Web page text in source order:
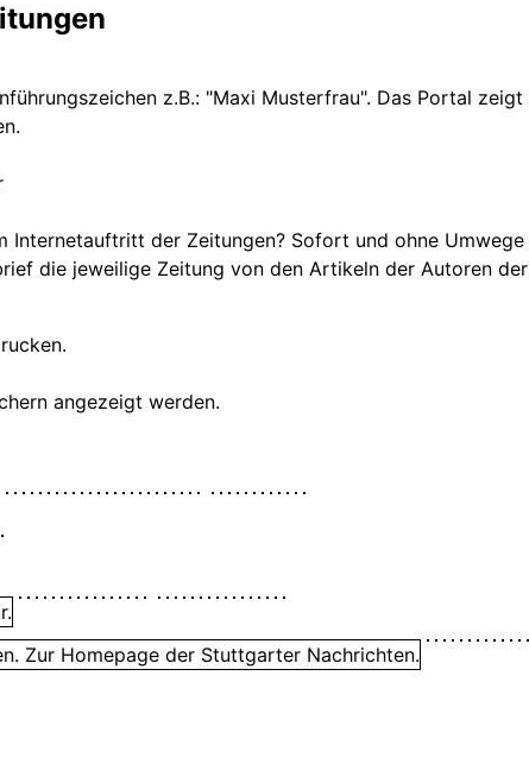
z.B.: "Maxi Musterfrau". Das Portal zeigt
Internetauftritt der Zeitungen? Sofort und ohne Umwege
die jeweilige Zeitung von den Artikeln der Autoren der
angezeigt werden.